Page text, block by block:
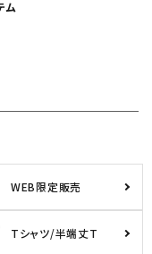
ム
WEB限定販売
Tシャツ/半端丈T